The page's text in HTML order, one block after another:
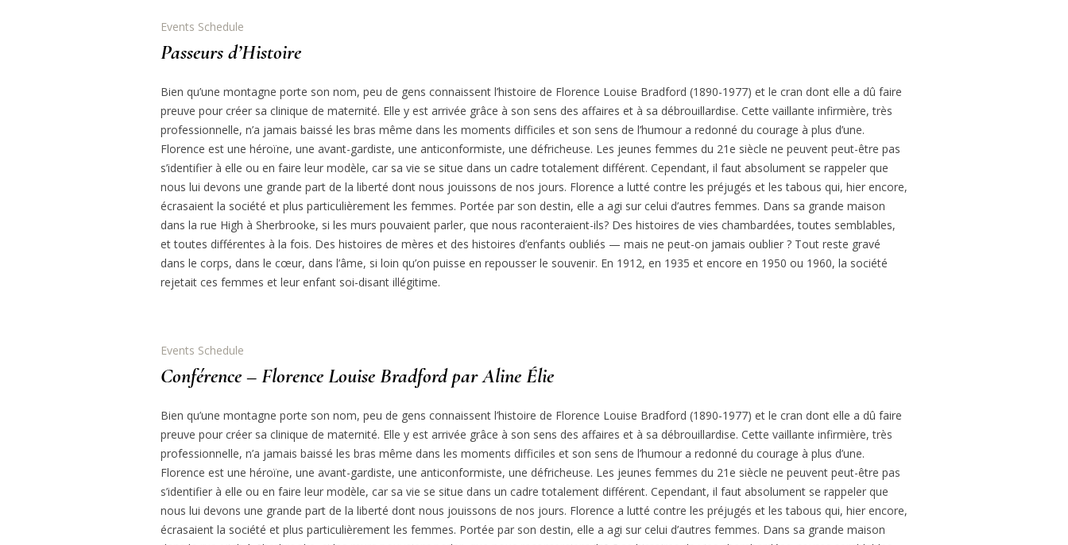
Events Schedule
Passeurs d’Histoire
Bien qu’une montagne porte son nom, peu de gens connaissent l’histoire de Florence Louise Bradford (1890-1977) et le cran dont elle a dû faire
preuve pour créer sa clinique de maternité. Elle y est arrivée grâce à son sens des affaires et à sa débrouillardise. Cette vaillante infirmière, très
professionnelle, n’a jamais baissé les bras même dans les moments difficiles et son sens de l’humour a redonné du courage à plus d’une.
Florence est une héroïne, une avant-gardiste, une anticonformiste, une défricheuse. Les jeunes femmes du 21e siècle ne peuvent peut-être pas
s’identifier à elle ou en faire leur modèle, car sa vie se situe dans un cadre totalement différent. Cependant, il faut absolument se rappeler que
nous lui devons une grande part de la liberté dont nous jouissons de nos jours. Florence a lutté contre les préjugés et les tabous qui, hier encore,
écrasaient la société et plus particulièrement les femmes. Portée par son destin, elle a agi sur celui d’autres femmes. Dans sa grande maison
dans la rue High à Sherbrooke, si les murs pouvaient parler, que nous raconteraient-ils? Des histoires de vies chambardées, toutes semblables,
et toutes différentes à la fois. Des histoires de mères et des histoires d’enfants oubliés — mais ne peut-on jamais oublier ? Tout reste gravé
dans le corps, dans le cœur, dans l’âme, si loin qu’on puisse en repousser le souvenir. En 1912, en 1935 et encore en 1950 ou 1960, la société
rejetait ces femmes et leur enfant soi-disant illégitime.
Events Schedule
Conférence – Florence Louise Bradford par Aline Élie
Bien qu’une montagne porte son nom, peu de gens connaissent l’histoire de Florence Louise Bradford (1890-1977) et le cran dont elle a dû faire
preuve pour créer sa clinique de maternité. Elle y est arrivée grâce à son sens des affaires et à sa débrouillardise. Cette vaillante infirmière, très
professionnelle, n’a jamais baissé les bras même dans les moments difficiles et son sens de l’humour a redonné du courage à plus d’une.
Florence est une héroïne, une avant-gardiste, une anticonformiste, une défricheuse. Les jeunes femmes du 21e siècle ne peuvent peut-être pas
s’identifier à elle ou en faire leur modèle, car sa vie se situe dans un cadre totalement différent. Cependant, il faut absolument se rappeler que
nous lui devons une grande part de la liberté dont nous jouissons de nos jours. Florence a lutté contre les préjugés et les tabous qui, hier encore,
écrasaient la société et plus particulièrement les femmes. Portée par son destin, elle a agi sur celui d’autres femmes. Dans sa grande maison